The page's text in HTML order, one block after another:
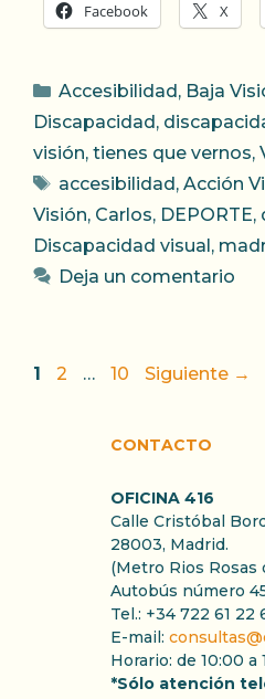
Facebook X
Categorías
Accesibilidad , Baja
Discapacidad ,
visión, tienes que vernos,
Etiquetas
accesibilidad , Acción
Visión, Carlos, DEPORTE,
Discapacidad visual ,
Deja un comentario
Página
1 Página
2 … Página
10 Siguiente →
CONTACTO
OFICINA 416
Calle Cristóbal
28003, Madrid.
(Metro Rios
Autobús número
Tel.: +34 722 61 22
E-mail:
Horario: de 10:00 a
*Sólo atención